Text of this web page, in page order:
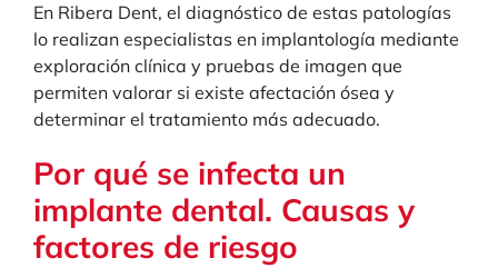
En Ribera Dent, el diagnóstico de estas patologías
lo realizan especialistas en implantología mediante
exploración clínica y pruebas de imagen que
permiten valorar si existe afectación ósea y
determinar el tratamiento más adecuado.
Por qué se infecta un
implante dental. Causas y
factores de riesgo